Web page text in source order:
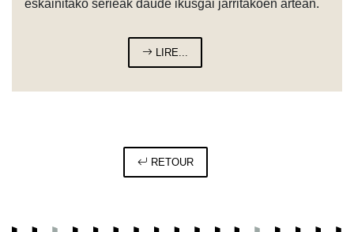
eskainitako serieak daude ikusgai jarritakoen artean.
LIRE...
RETOUR